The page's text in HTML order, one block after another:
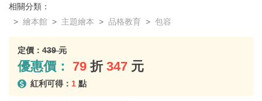
相關分類：
繪本館
主題繪本 品格教育 包容
定價： 439 元
優惠價： 79 折 347 元
紅利可得： 1 點